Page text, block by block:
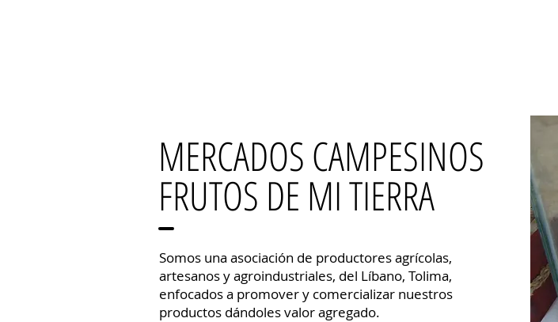
MERCADOS CAMPESINOS
FRUTOS DE MI TIERRA
Somos una asociación de productores agrícolas,
artesanos y agroindustriales, del Líbano, Tolima,
enfocados a promover y comercializar nuestros
productos dándoles valor agregado.